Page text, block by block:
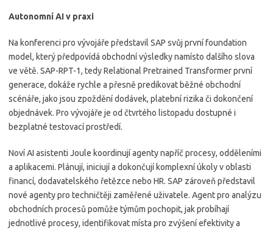
Autonomní AI v praxi
Na konferenci pro vývojáře představil SAP svůj první foundation
model, který předpovídá obchodní výsledky namísto dalšího slova
ve větě. SAP-RPT-1, tedy Relational Pretrained Transformer první
generace, dokáže rychle a přesně predikovat běžné obchodní
scénáře, jako jsou zpoždění dodávek, platební rizika či dokončení
objednávek. Pro vývojáře je od čtvrtého listopadu dostupné i
bezplatné testovací prostředí.
Noví AI asistenti Joule koordinují agenty napříč procesy, odděleními
a aplikacemi. Plánují, iniciují a dokončují komplexní úkoly v oblasti
financí, dodavatelského řetězce nebo HR. SAP zároveň představil
nové agenty pro techničtěji zaměřené uživatele. Agent pro analýzu
obchodních procesů pomůže týmům pochopit, jak probíhají
jednotlivé procesy, identifikovat místa pro zvýšení efektivity a